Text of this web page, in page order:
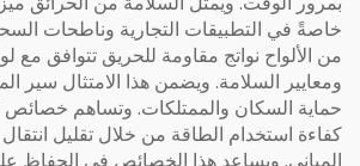
خاصةً في التطبيقات التجارية وناطحات
من الألواح نواتج مقاومة للحريق تتوافق مع
ومعايير السلامة. ويضمن هذا الامتثال سير
حماية السكان والممتلكات. وتساهم
كفاءة استخدام الطاقة من خلال تقليل